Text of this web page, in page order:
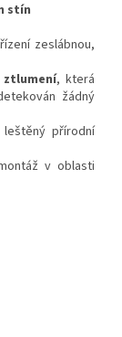
stín
zeslábnou,
, která
žádný
přírodní
v oblasti